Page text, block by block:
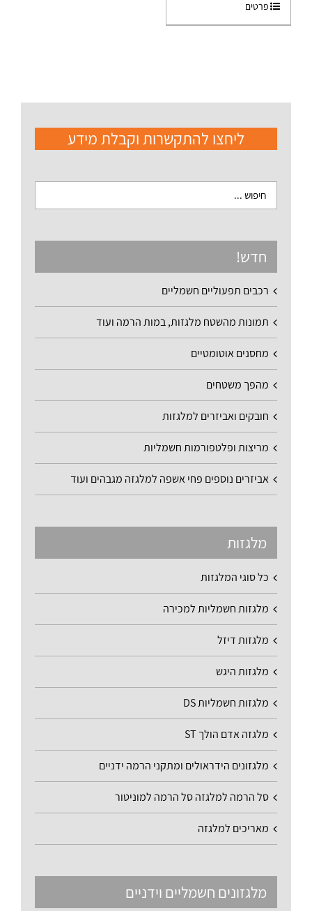
פרטים
ליחצו להתקשרות וקבלת מידע
חדש!
רכבים תפעוליים חשמליים
תמונות מהשטח מלגזות, במות הרמה ועוד
מחסנים אוטומטיים
מהפך משטחים
חובקים ואביזרים למלגזות
מריצות ופלטפורמות חשמליות
אביזרים נוספים פחי אשפה למלגזה מגבהים ועוד
מלגזות
כל סוגי המלגזות
מלגזות חשמליות למכירה
מלגזות דיזל
מלגזות היגש
מלגזות חשמליות DS
מלגזה אדם הולך ST
מלגזונים הידראולים ומתקני הרמה ידניים
סל הרמה למלגזה סל הרמה למוניטור
מאריכים למלגזה
מלגזונים חשמליים וידניים